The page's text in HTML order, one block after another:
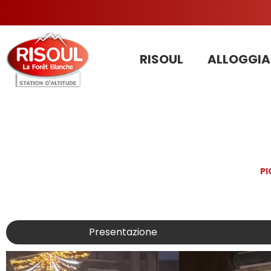
RISOUL
Presentazione